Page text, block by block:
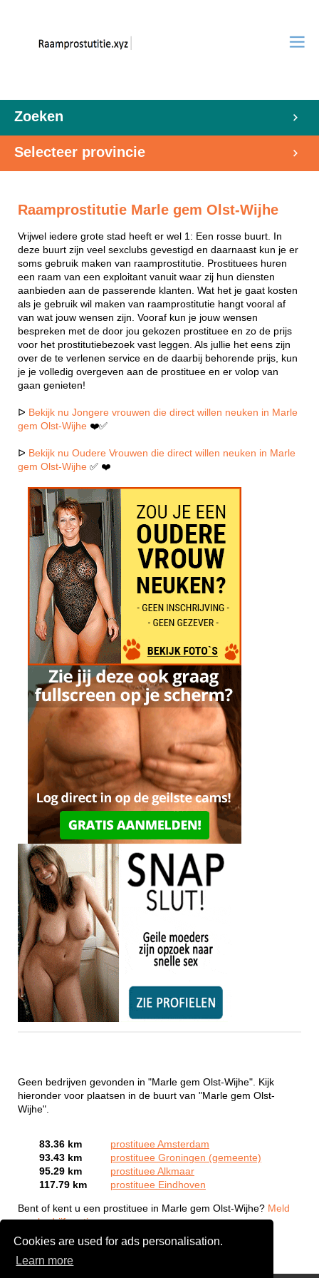
Cookies are used for ads personalisation.
Learn more
Zoeken
Selecteer provincie
Raamprostitutie Marle gem Olst-Wijhe
Vrijwel iedere grote stad heeft er wel 1: Een rosse buurt. In
deze buurt zijn veel sexclubs gevestigd en daarnaast kun je er
soms gebruik maken van raamprostitutie. Prostituees huren
een raam van een exploitant vanuit waar zij hun diensten
aanbieden aan de passerende klanten. Wat het je gaat kosten
als je gebruik wil maken van raamprostitutie hangt vooral af
van wat jouw wensen zijn. Vooraf kun je jouw wensen
bespreken met de door jou gekozen prostituee en zo de prijs
voor het prostitutiebezoek vast leggen. Als jullie het eens zijn
over de te verlenen service en de daarbij behorende prijs, kun
je je volledig overgeven aan de prostituee en er volop van
gaan genieten!
ᐅ Bekijk nu Jongere vrouwen die direct willen neuken in Marle
gem Olst-Wijhe ❤️✅
ᐅ Bekijk nu Oudere Vrouwen die direct willen neuken in Marle
gem Olst-Wijhe ✅ ❤️
Geen bedrijven gevonden in "Marle gem Olst-Wijhe". Kijk
hieronder voor plaatsen in de buurt van "Marle gem Olst-
Wijhe".
83.36 km
prostituee Amsterdam
93.43 km
prostituee Groningen (gemeente)
95.29 km
prostituee Alkmaar
117.79 km
prostituee Eindhoven
Bent of kent u een prostituee in Marle gem Olst-Wijhe? Meld
een bedrijf gratis aan